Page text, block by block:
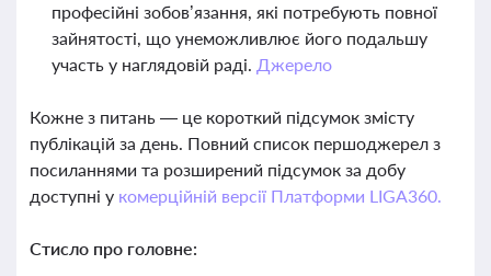
професійні зобов’язання, які потребують повної
зайнятості, що унеможливлює його подальшу
участь у наглядовій раді. Джерело
Кожне з питань — це короткий підсумок змісту
публікацій за день. Повний список першоджерел з
посиланнями та розширений підсумок за добу
доступні у комерційній версії Платформи LIGA360.
Стисло про головне: